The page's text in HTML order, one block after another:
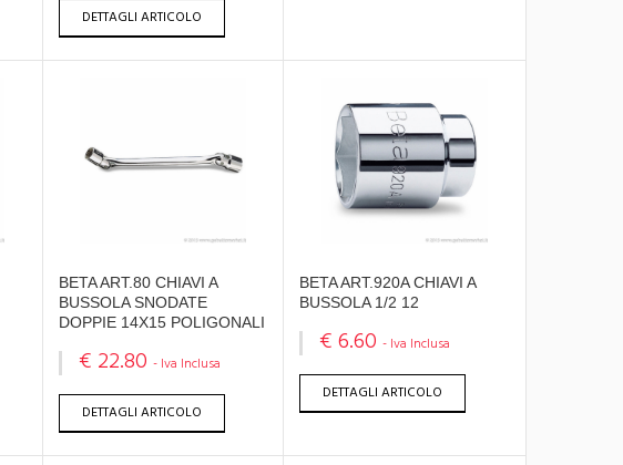
DETTAGLI ARTICOLO
BETA ART.80 CHIAVI A
BUSSOLA SNODATE
DOPPIE 14X15 POLIGONALI
€ 22.80 - Iva Inclusa
DETTAGLI ARTICOLO
BETA ART.920A CHIAVI A
BUSSOLA 1/2 12
€ 6.60 - Iva Inclusa
DETTAGLI ARTICOLO